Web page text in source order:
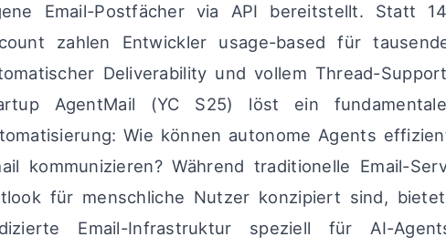
Email-Postfächer via API bereitstellt. Statt
zahlen Entwickler usage-based für
Deliverability und vollem Thread-
AgentMail (YC S25) löst ein
Wie können autonome Agents
kommunizieren? Während traditionelle Email-
für menschliche Nutzer konzipiert sind,
Email-Infrastruktur speziell für AI-